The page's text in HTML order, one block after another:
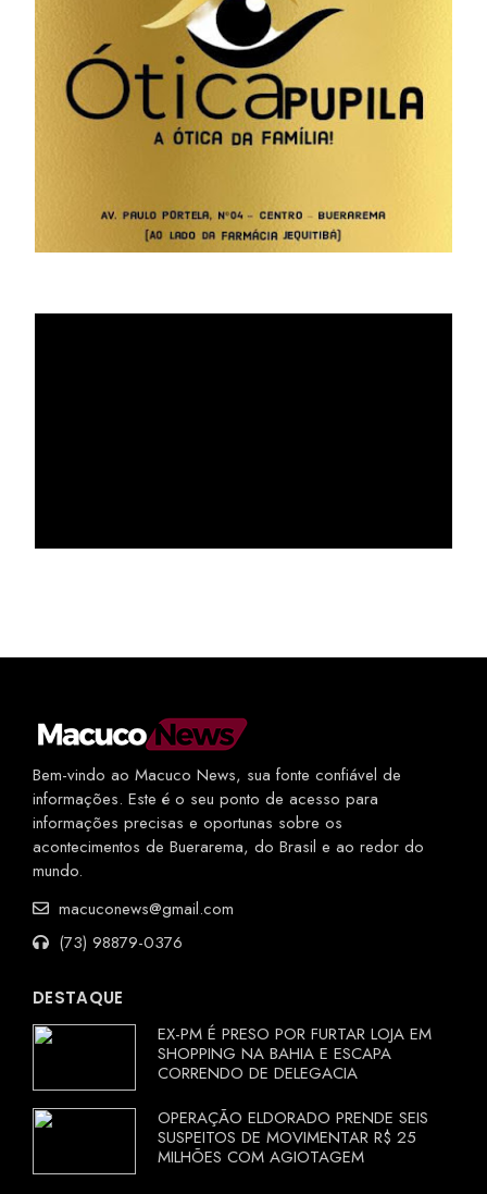
Bem-vindo ao Macuco News, sua fonte confiável de
informações. Este é o seu ponto de acesso para
informações precisas e oportunas sobre os
acontecimentos de Buerarema, do Brasil e ao redor do
mundo.
macuconews@gmail.com
(73) 98879-0376
DESTAQUE
EX-PM É PRESO POR FURTAR LOJA EM
SHOPPING NA BAHIA E ESCAPA
CORRENDO DE DELEGACIA
OPERAÇÃO ELDORADO PRENDE SEIS
SUSPEITOS DE MOVIMENTAR R$ 25
MILHÕES COM AGIOTAGEM